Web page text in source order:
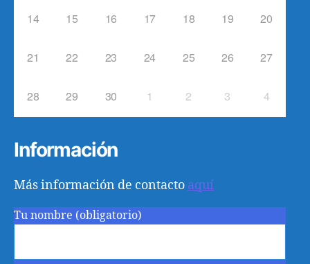
14 15 16 17 18 19 20
21 22 23 24 25 26 27
28 29 30 1 2 3 4
Información
Más información de contacto aquí
Tu nombre (obligatorio)